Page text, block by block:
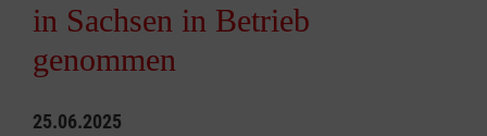
in Sachsen in Betrieb
genommen
25.06.2025